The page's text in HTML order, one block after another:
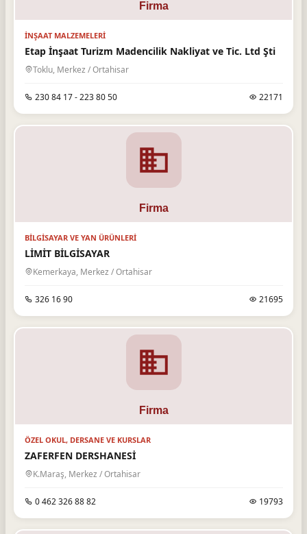
İNŞAAT MALZEMELERI
Etap İnşaat Turizm Madencilik Nakliyat ve Tic. Ltd Şti
Toklu, Merkez / Ortahisar
230 84 17 - 223 80 50 22171
BILGISAYAR VE YAN ÜRÜNLERI
LİMİT BİLGİSAYAR
Kemerkaya, Merkez / Ortahisar
326 16 90 21695
ÖZEL OKUL, DERSANE VE KURSLAR
ZAFERFEN DERSHANESİ
K.Maraş, Merkez / Ortahisar
0 462 326 88 82 19793